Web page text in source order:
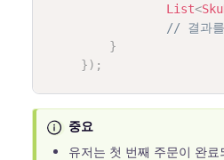
List<
// 결과
}
}) ;
중요
유저는 첫 번째 주문이 완